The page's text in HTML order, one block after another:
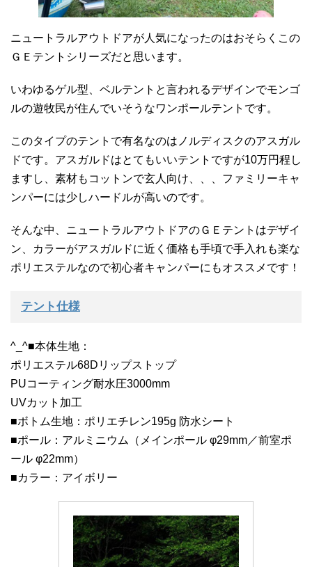
ニュートラルアウトドアが人気になったのはおそらくこの
ＧＥテントシリーズだと思います。
いわゆるゲル型、ベルテントと言われるデザインでモンゴ
ルの遊牧民が住んでいそうなワンポールテントです。
このタイプのテントで有名なのはノルディスクのアスガル
ドです。アスガルドはとてもいいテントですが10万円程し
ますし、素材もコットンで玄人向け、、、ファミリーキャ
ンパーには少しハードルが高いのです。
そんな中、ニュートラルアウトドアのＧＥテントはデザイ
ン、カラーがアスガルドに近く価格も手頃で手入れも楽な
ポリエステルなので初心者キャンパーにもオススメです！
テント仕様
^_^■本体生地：
ポリエステル68Dリップストップ
PUコーティング耐水圧3000mm
UVカット加工
■ボトム生地：ポリエチレン195g 防水シート
■ポール：アルミニウム（メインポール φ29mm／前室ポ
ール φ22mm）
■カラー：アイボリー